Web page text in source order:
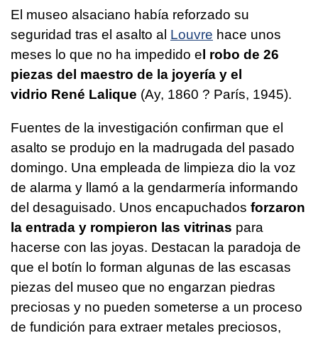
El museo alsaciano había reforzado su
seguridad tras el asalto al Louvre hace unos
meses lo que no ha impedido el robo de 26
piezas del maestro de la joyería y el
vidrio René Lalique (Ay, 1860 ? París, 1945).
Fuentes de la investigación confirman que el
asalto se produjo en la madrugada del pasado
domingo. Una empleada de limpieza dio la voz
de alarma y llamó a la gendarmería informando
del desaguisado. Unos encapuchados forzaron
la entrada y rompieron las vitrinas para
hacerse con las joyas. Destacan la paradoja de
que el botín lo forman algunas de las escasas
piezas del museo que no engarzan piedras
preciosas y no pueden someterse a un proceso
de fundición para extraer metales preciosos,